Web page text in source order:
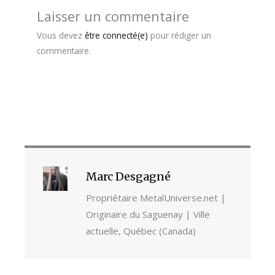
Laisser un commentaire
Vous devez être connecté(e) pour rédiger un
commentaire.
Marc Desgagné
Propriétaire MetalUniverse.net |
Originaire du Saguenay | Ville
actuelle, Québec (Canada)